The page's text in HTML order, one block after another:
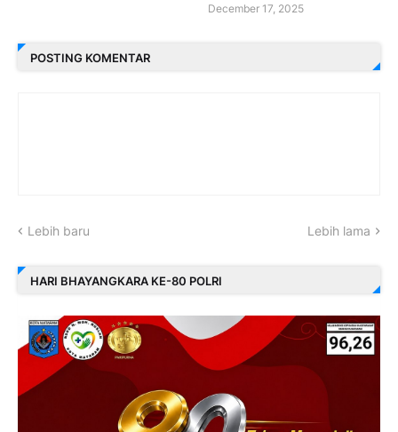
December 17, 2025
POSTING KOMENTAR
Lebih baru Lebih lama
HARI BHAYANGKARA KE-80 POLRI